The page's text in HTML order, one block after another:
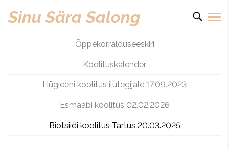
Sinu Sära Salong
Õppekorralduseeskiri
Koolituskalender
Hügieeni koolitus ilutegijale 17.09.2023
Esmaabi koolitus 02.02.2026
Biotsiidi koolitus Tartus 20.03.2025